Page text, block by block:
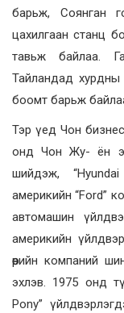
барьж, Соянган
цахилгаан станц
тавьж байлаа.
Тайландад
боомт барьж
Тэр үед Чон
онд Чон Жу- ён
шийдэж,
америкийн “Ford”
автомашин
америкийн
өөрийн компаний
эхлэв. 1975 онд
Pony”